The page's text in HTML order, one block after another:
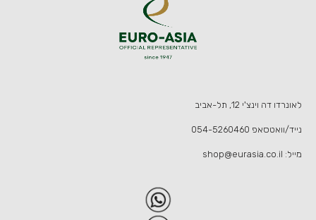
לאונרדו דה וינצ'י 12, תל-אביב
נייד/וואטסאפ 054-5260460
מייל: shop@eurasia.co.il